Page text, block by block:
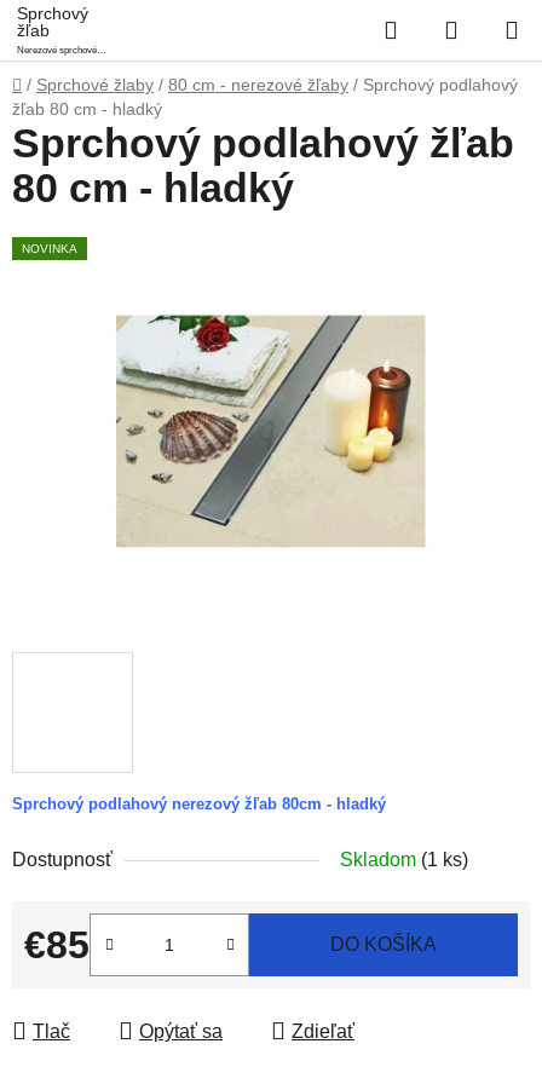
Prejsť
na
obsah
Sprchový
žľab
Nerezové sprchové
podlahové žľaby
Hľadať
KOŠÍK
Domov
/ Sprchové žlaby / 80 cm - nerezové žľaby / Sprchový podlahový
žľab 80 cm - hladký
Sprchový podlahový nerezový žľab 80cm - hladký
Dostupnosť Skladom (1 ks)
€85
Jednotková cena:
DO KOŠÍKA
Tlač Opýtať sa Zdieľať
Sprchový podlahový žľab
80 cm - hladký
NOVINKA